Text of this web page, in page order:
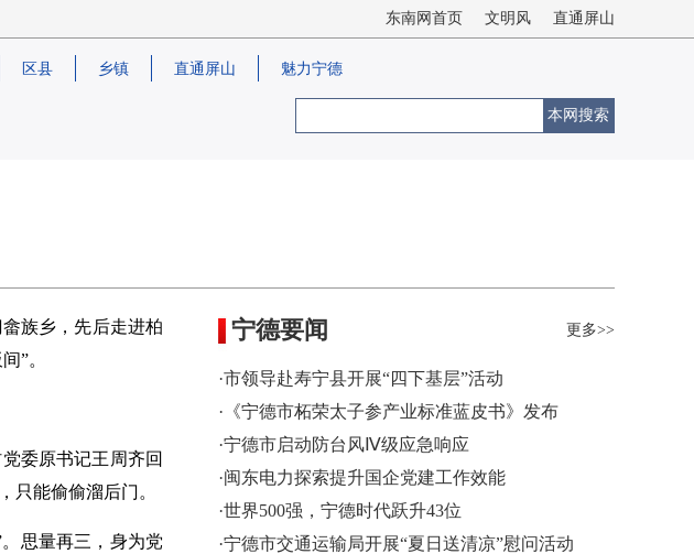
东南网首页 文明风 直通屏山
区县 乡镇 直通屏山 魅力宁德
本网搜索
族乡，先后走进柏
”。
委原书记王周齐回
只能偷偷溜后门。
思量再三，身为党
更多>>
宁德要闻
·市领导赴寿宁县开展“四下基层”活动
·《宁德市柘荣太子参产业标准蓝皮书》发布
·宁德市启动防台风Ⅳ级应急响应
·闽东电力探索提升国企党建工作效能
·世界500强，宁德时代跃升43位
·宁德市交通运输局开展“夏日送清凉”慰问活动